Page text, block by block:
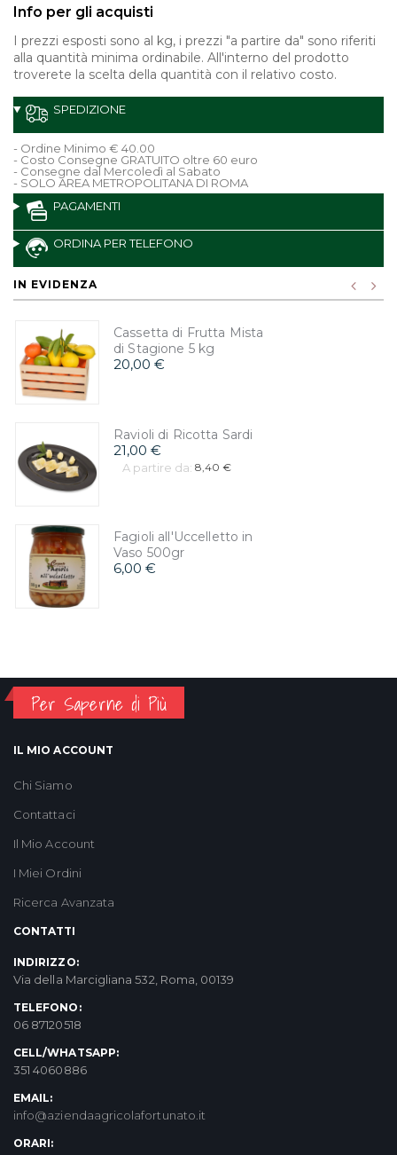
Info per gli acquisti
I prezzi esposti sono al kg, i prezzi "a partire da" sono riferiti
alla quantità minima ordinabile. All'interno del prodotto
troverete la scelta della quantità con il relativo costo.
SPEDIZIONE
- Ordine Minimo € 40.00
- Costo Consegne GRATUITO oltre 60 euro
- Consegne dal Mercoledì al Sabato
- SOLO AREA METROPOLITANA DI ROMA
PAGAMENTI
ORDINA PER TELEFONO
IN EVIDENZA
Cassetta di Frutta Mista
di Stagione 5 kg
20,00 €
Ravioli di Ricotta Sardi
21,00 €
A partire da: 8,40 €
Fagioli all'Uccelletto in
Vaso 500gr
6,00 €
Per Saperne di Più
IL MIO ACCOUNT
Chi Siamo
Contattaci
Il Mio Account
I Miei Ordini
Ricerca Avanzata
CONTATTI
INDIRIZZO:
Via della Marcigliana 532, Roma, 00139
TELEFONO:
06 87120518
CELL/WHATSAPP:
351 4060886
EMAIL:
info@aziendaagricolafortunato.it
ORARI: